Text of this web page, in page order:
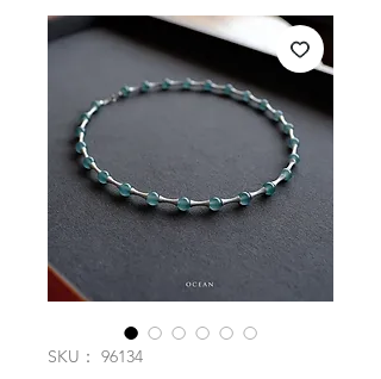
SKU： 96134